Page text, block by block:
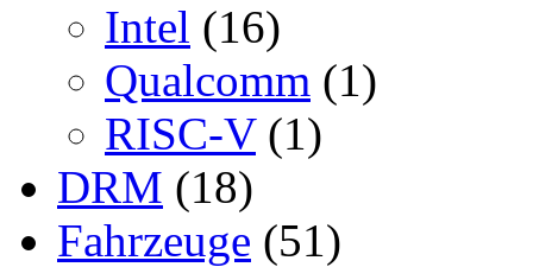
Intel (16)
Qualcomm (1)
RISC-V(1)
DRM (18)
Fahrzeuge (51)